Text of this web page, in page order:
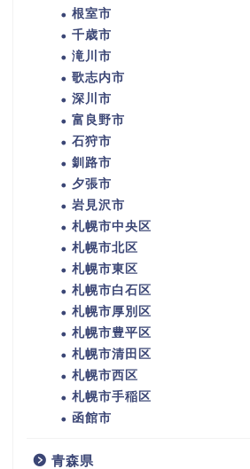
根室市
千歳市
滝川市
歌志内市
深川市
富良野市
石狩市
釧路市
夕張市
岩見沢市
札幌市中央区
札幌市北区
札幌市東区
札幌市白石区
札幌市厚別区
札幌市豊平区
札幌市清田区
札幌市西区
札幌市手稲区
函館市
青森県